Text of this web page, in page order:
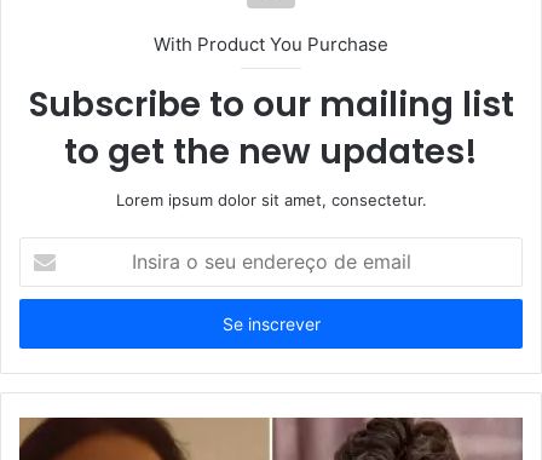
With Product You Purchase
Subscribe to our mailing list
to get the new updates!
Lorem ipsum dolor sit amet, consectetur.
seu
de
email